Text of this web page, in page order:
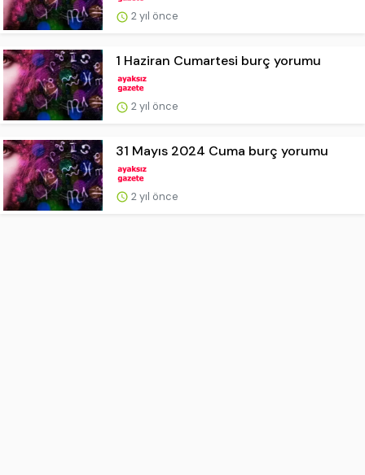
2 yıl önce
1 Haziran Cumartesi burç yorumu
2 yıl önce
31 Mayıs 2024 Cuma burç yorumu
2 yıl önce